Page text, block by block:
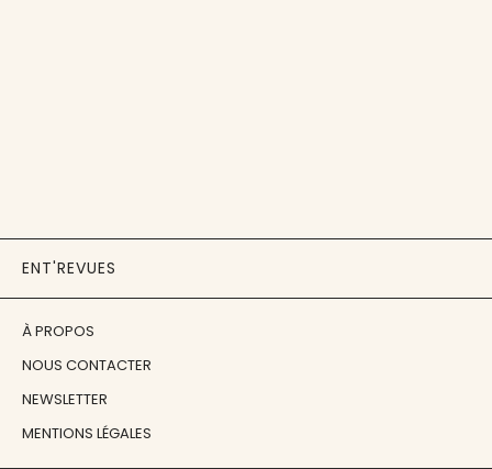
ENT'REVUES
À PROPOS
NOUS CONTACTER
NEWSLETTER
MENTIONS LÉGALES